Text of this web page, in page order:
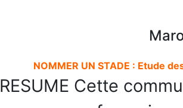
NOMMER UN STADE : Etude
RESUME Cette